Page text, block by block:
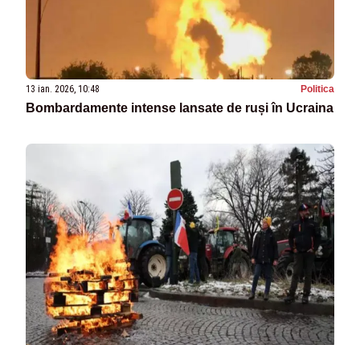
13 ian. 2026, 10:48 Politica
Bombardamente intense lansate de ruși în Ucraina